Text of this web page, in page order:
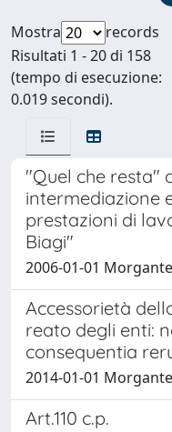
Mostra
records
Risultati 1 - 20 di 158
(tempo di esecuzione:
0.019 secondi).
"Quel che resta"
intermediazione
prestazioni di
Biagi"
2006-01-01
Accessorietà
reato degli enti:
consequentia
2014-01-01
Art.110 c.p.